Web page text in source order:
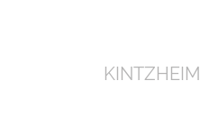
KINTZHEIM